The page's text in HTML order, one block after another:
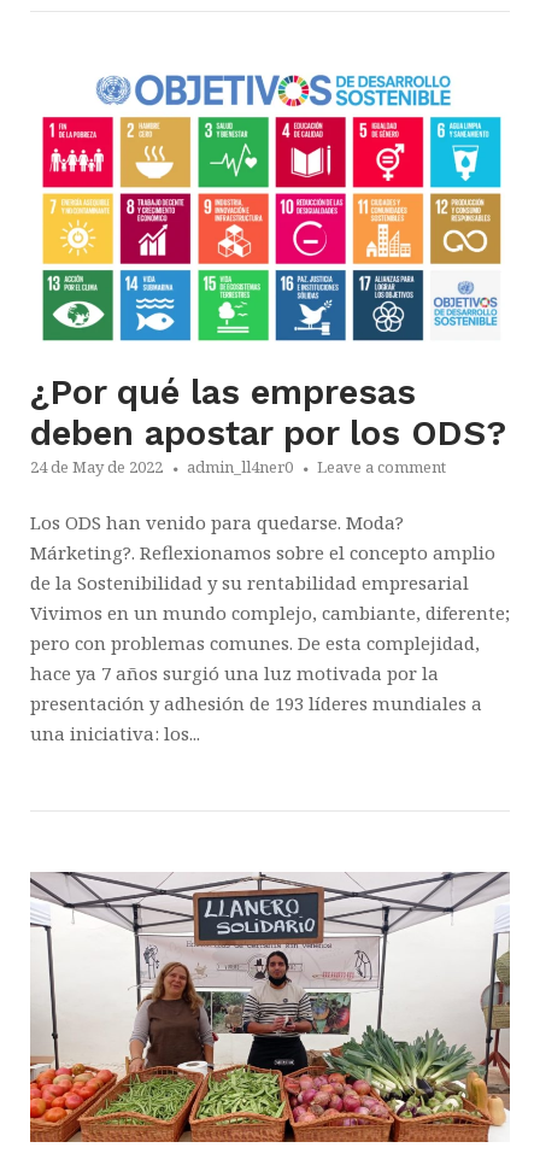
¿Por qué las empresas
deben apostar por los ODS?
24 de May de 2022 admin_ll4ner0 Leave a comment
Los ODS han venido para quedarse. Moda?
Márketing?. Reflexionamos sobre el concepto amplio
de la Sostenibilidad y su rentabilidad empresarial
Vivimos en un mundo complejo, cambiante, diferente;
pero con problemas comunes. De esta complejidad,
hace ya 7 años surgió una luz motivada por la
presentación y adhesión de 193 líderes mundiales a
una iniciativa: los...